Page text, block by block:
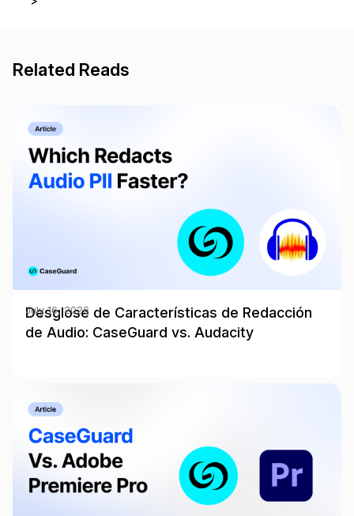
Related Reads
Desglose de Características de Redacción
de Audio: CaseGuard vs. Audacity
July 16, 2026